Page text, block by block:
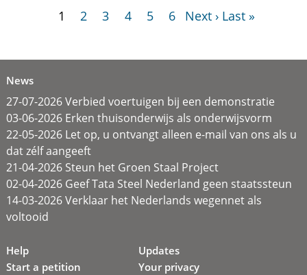
1 2 3 4 5 6 Next › Last »
News
27-07-2026 Verbied voertuigen bij een demonstratie
03-06-2026 Erken thuisonderwijs als onderwijsvorm
22-05-2026 Let op, u ontvangt alleen e-mail van ons als u
dat zélf aangeeft
21-04-2026 Steun het Groen Staal Project
02-04-2026 Geef Tata Steel Nederland geen staatssteun
14-03-2026 Verklaar het Nederlands wegennet als
voltooid
Help
Start a petition
Updates
Your privacy